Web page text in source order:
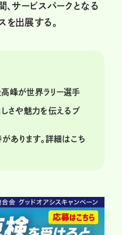
、サービスパークとなる
出展する。
峰が世界ラリー選手
さや魅力を伝えるブ
あります。詳細はこち